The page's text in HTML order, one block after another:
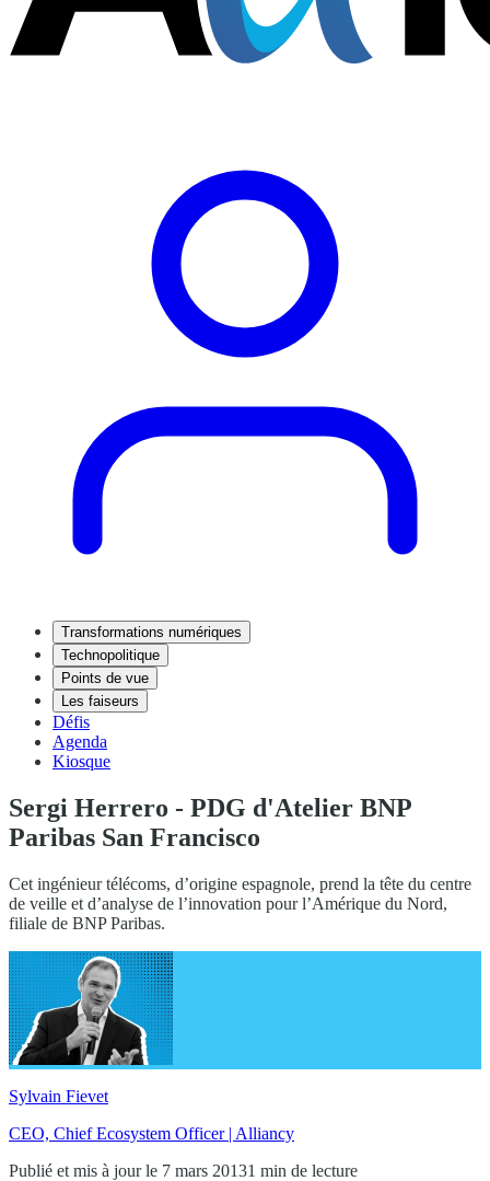
Transformations numériques
Technopolitique
Points de vue
Les faiseurs
Défis
Agenda
Kiosque
Sergi Herrero - PDG d'Atelier BNP
Paribas San Francisco
Cet ingénieur télécoms, d’origine espagnole, prend la tête du centre
de veille et d’analyse de l’innovation pour l’Amérique du Nord,
filiale de BNP Paribas.
Sylvain Fievet
CEO, Chief Ecosystem Officer | Alliancy
Publié et mis à jour le 7 mars 20131 min de lecture